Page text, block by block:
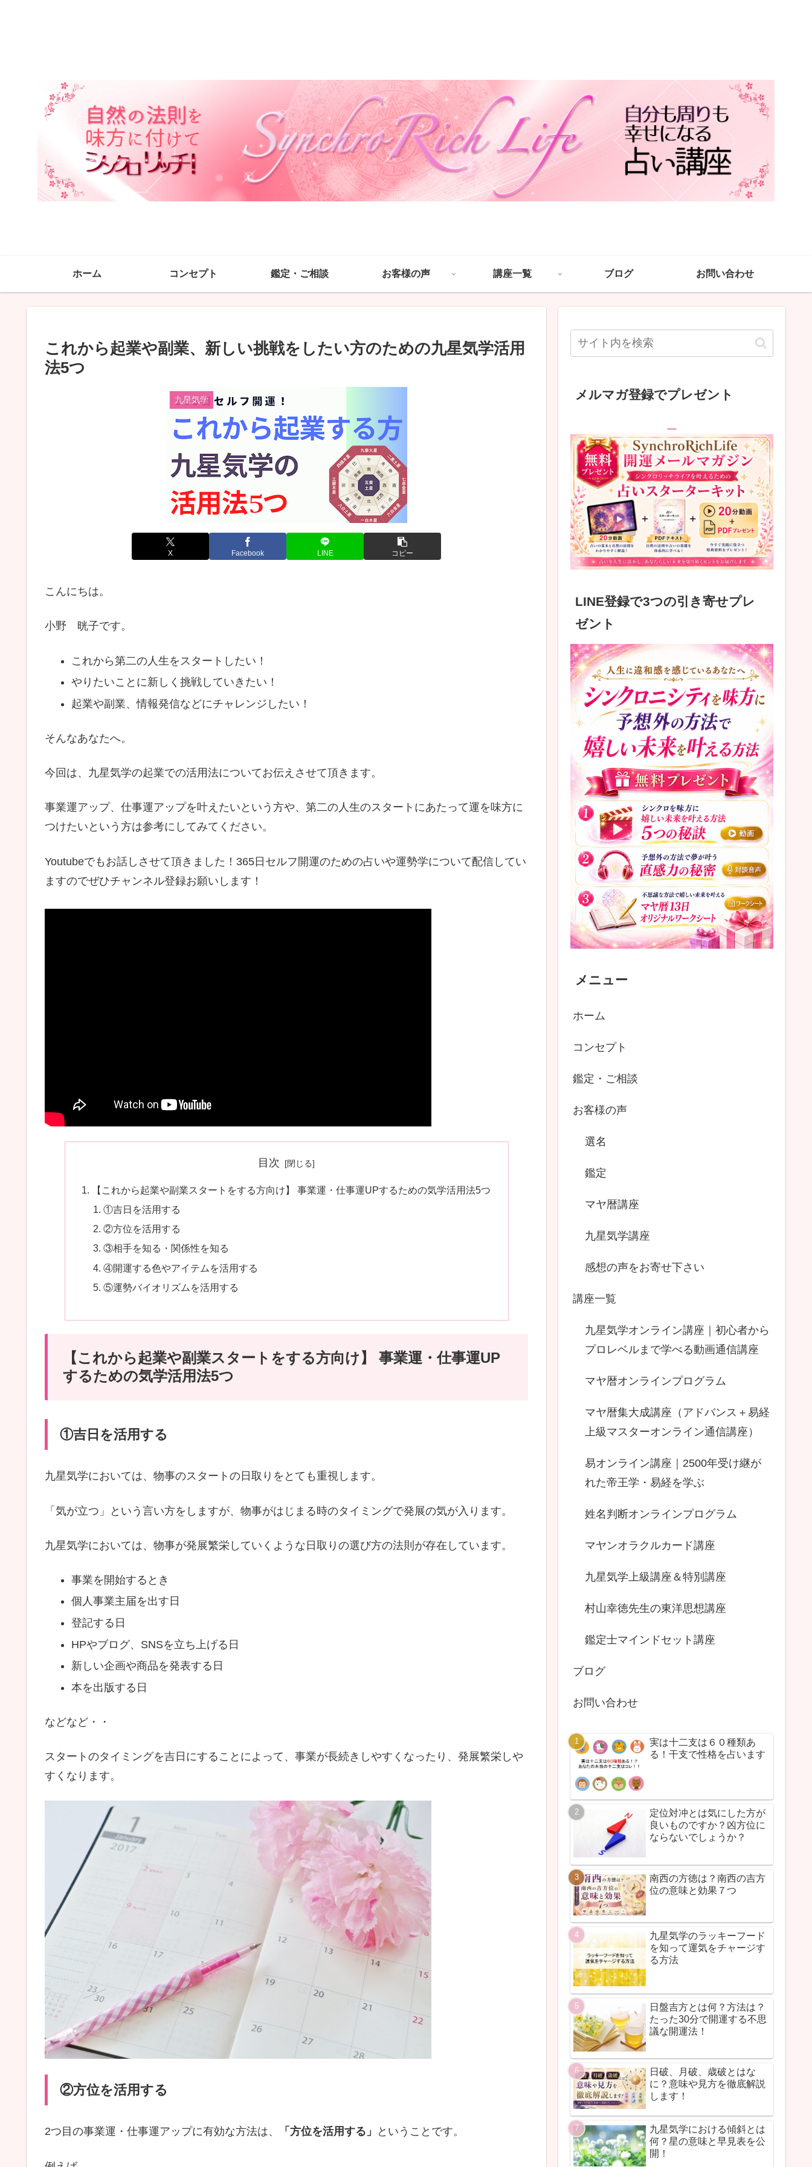
ホーム コンセプト 鑑定・ご相談 お客様の声 講座一覧 ブログ お問い合わせ
これから起業や副業、新しい挑戦をしたい方のための九星気学活用
法5つ
九星気学
X Facebook LINE コピー
こんにちは。
小野 晄子です。
これから第二の人生をスタートしたい！
やりたいことに新しく挑戦していきたい！
起業や副業、情報発信などにチャレンジしたい！
そんなあなたへ。
今回は、九星気学の起業での活用法についてお伝えさせて頂きます。
事業運アップ、仕事運アップを叶えたいという方や、第二の人生のスタートにあたって運を味方に
つけたいという方は参考にしてみてください。
Youtubeでもお話しさせて頂きました！365日セルフ開運のための占いや運勢学について配信してい
ますのでぜひチャンネル登録お願いします！
目次
【これから起業や副業スタートをする方向け】 事業運・仕事運UPするための気学活用法5つ
①吉日を活用する
②方位を活用する
③相手を知る・関係性を知る
④開運する色やアイテムを活用する
⑤運勢バイオリズムを活用する
【これから起業や副業スタートをする方向け】 事業運・仕事運UP
するための気学活用法5つ
①吉日を活用する
九星気学においては、物事のスタートの日取りをとても重視します。
「気が立つ」という言い方をしますが、物事がはじまる時のタイミングで発展の気が入ります。
九星気学においては、物事が発展繁栄していくような日取りの選び方の法則が存在しています。
事業を開始するとき
個人事業主届を出す日
登記する日
HPやブログ、SNSを立ち上げる日
新しい企画や商品を発表する日
本を出版する日
などなど・・
スタートのタイミングを吉日にすることによって、事業が長続きしやすくなったり、発展繁栄しや
すくなります。
②方位を活用する
2つ目の事業運・仕事運アップに有効な方法は、 「方位を活用する」 ということです。
メルマガ登録でプレゼント
LINE登録で3つの引き寄せプレ
ゼント
メニュー
ホーム
コンセプト
鑑定・ご相談
お客様の声
選名
鑑定
マヤ暦講座
九星気学講座
感想の声をお寄せ下さい
講座一覧
九星気学オンライン講座｜初心者から
プロレベルまで学べる動画通信講座
マヤ暦オンラインプログラム
マヤ暦集大成講座（アドバンス＋易経
上級マスターオンライン通信講座）
易オンライン講座｜2500年受け継が
れた帝王学・易経を学ぶ
姓名判断オンラインプログラム
マヤンオラクルカード講座
九星気学上級講座＆特別講座
村山幸徳先生の東洋思想講座
鑑定士マインドセット講座
ブログ
お問い合わせ
実は十二支は６０種類あ
る！干支で性格を占います
定位対冲とは気にした方が
良いものですか？凶方位に
ならないでしょうか？
南西の方徳は？南西の吉方
位の意味と効果７つ
九星気学のラッキーフード
を知って運気をチャージす
る方法
日盤吉方とは何？方法は？
たった30分で開運する不思
議な開運法！
日破、月破、歳破とはな
に？意味や見方を徹底解説
します！
九星気学における傾斜とは
何？星の意味と早見表を公
開！